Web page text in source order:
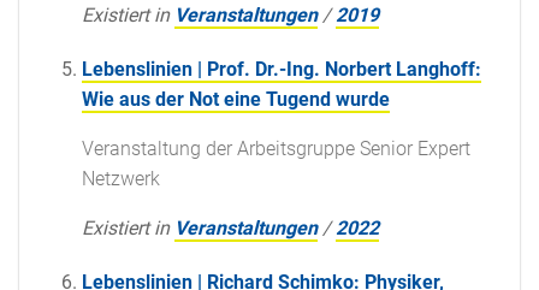
Existiert in Veranstaltungen /2019
Lebenslinien | Prof. Dr.-Ing. Norbert Langhoff:
Wie aus der Not eine Tugend wurde
Veranstaltung der Arbeitsgruppe Senior Expert
Netzwerk
Existiert in Veranstaltungen /2022
Lebenslinien | Richard Schimko: Physiker,